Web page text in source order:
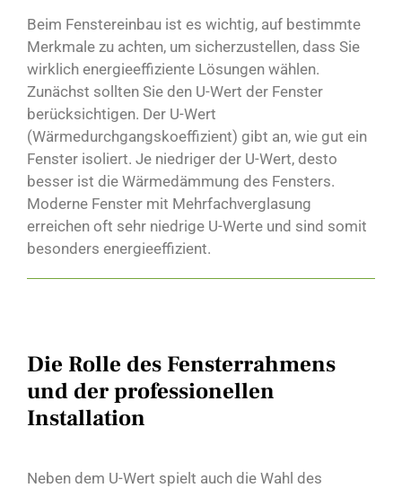
Beim Fenstereinbau ist es wichtig, auf bestimmte
Merkmale zu achten, um sicherzustellen, dass Sie
wirklich energieeffiziente Lösungen wählen.
Zunächst sollten Sie den U-Wert der Fenster
berücksichtigen. Der U-Wert
(Wärmedurchgangskoeffizient) gibt an, wie gut ein
Fenster isoliert. Je niedriger der U-Wert, desto
besser ist die Wärmedämmung des Fensters.
Moderne Fenster mit Mehrfachverglasung
erreichen oft sehr niedrige U-Werte und sind somit
besonders energieeffizient.
Die Rolle des Fensterrahmens
und der professionellen
Installation
Neben dem U-Wert spielt auch die Wahl des